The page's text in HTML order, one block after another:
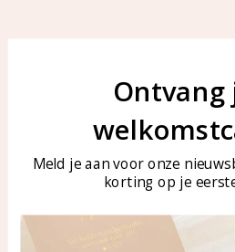
Klantenservice
Sieraden onderhouden
Ontvang
Meld je aan voor onze
korting op je